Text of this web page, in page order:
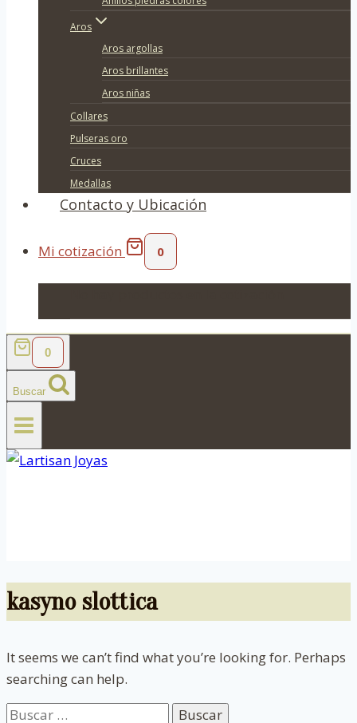
Aros
Aros argollas
Aros brillantes
Aros niñas
Collares
Pulseras oro
Cruces
Medallas
Contacto y Ubicación
Mi cotización 0
0
Buscar
kasyno slottica
It seems we can’t find what you’re looking for. Perhaps
searching can help.
Buscar: